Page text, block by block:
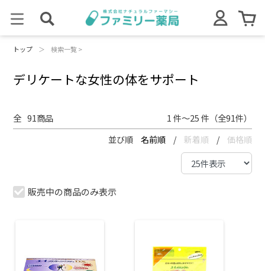
トップ ＞ 検索一覧 >
デリケートな女性の体をサポート
全 91商品 1 件～25 件（全91件）
並び順 名前順 / 新着順 / 価格順
販売中の商品のみ表示